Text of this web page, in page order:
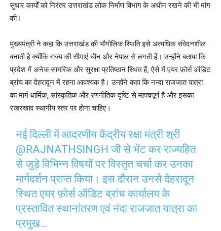
सुधार कार्यों को निरंतर उत्तराखंड लोक निर्माण विभाग के अधीन रखने की भी मांग
की।
मुख्यमंत्री ने कहा कि उत्तराखंड की भौगोलिक स्थिति इसे अत्यधिक संवेदनशील
बनाती है क्योंकि राज्य की सीमाएं चीन और नेपाल से लगती हैं। उन्होंने बताया कि
प्रदेश में अनेक सामरिक और सुरक्षा प्रतिष्ठान स्थित हैं, ऐसे में एयर फ़ोर्स ऑडिट
ब्रांच का देहरादून में रहना आवश्यक है। उन्होंने कहा कि नन्दा राजजात यात्रा
का मार्ग धार्मिक, सांस्कृतिक और रणनीतिक दृष्टि से महत्वपूर्ण है और इसका
रखरखाव स्थानीय स्तर पर होना चाहिए।
नई दिल्ली में आदरणीय केंद्रीय रक्षा मंत्री श्री
@RAJNATHSINGH जी से भेंट कर राज्यहित
से जुड़े विभिन्न विषयों पर विस्तृत चर्चा कर उनका
मार्गदर्शन प्राप्त किया। इस दौरान उनसे देहरादून
स्थित एयर फ़ोर्स ऑडिट ब्रांच कार्यालय के
प्रस्तावित स्थानांतरण एवं नंदा राजजात यात्रा का
प्रमुख…